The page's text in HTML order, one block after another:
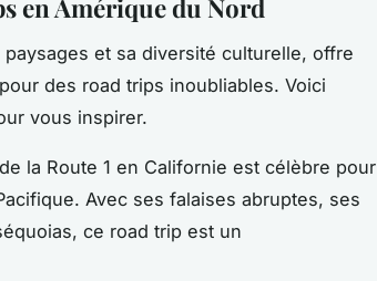
en Amérique du Nord
paysages et sa diversité culturelle, offre
des road trips inoubliables. Voici
vous inspirer.
la Route 1 en Californie est célèbre pour
Avec ses falaises abruptes, ses
ce road trip est un